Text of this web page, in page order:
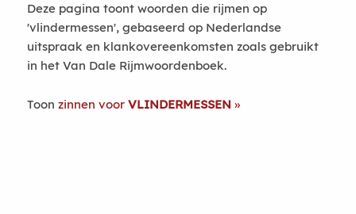
Deze pagina toont woorden die rijmen op
'vlindermessen', gebaseerd op Nederlandse
uitspraak en klankovereenkomsten zoals gebruikt
in het Van Dale Rijmwoordenboek.
Toon zinnen voor VLINDERMESSEN